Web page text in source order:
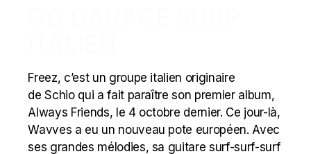
Freez, c’est un groupe italien originaire
de Schio qui a fait paraître son premier album,
Always Friends, le 4 octobre dernier. Ce jour-là,
Wavves a eu un nouveau pote européen. Avec
ses grandes mélodies, sa guitare surf-surf-surf